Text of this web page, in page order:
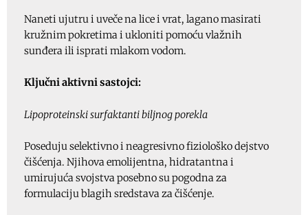
Naneti ujutru i uveče na lice i vrat, lagano masirati
kružnim pokretima i ukloniti pomoću vlažnih
sunđera ili isprati mlakom vodom.
Ključni aktivni sastojci:
Lipoproteinski surfaktanti biljnog porekla
Poseduju selektivno i neagresivno fiziološko dejstvo
čišćenja. Njihova emolijentna, hidratantna i
umirujuća svojstva posebno su pogodna za
formulaciju blagih sredstava za čišćenje.